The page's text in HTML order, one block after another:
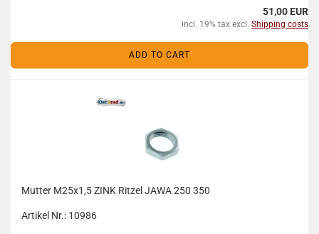
51,00 EUR
incl. 19% tax excl. Shipping costs
ADD TO CART
Mutter M25x1,5 ZINK Ritzel JAWA 250 350
Artikel Nr.: 10986